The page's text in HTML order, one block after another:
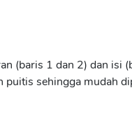
(baris 1 dan 2) dan isi
puitis sehingga mudah